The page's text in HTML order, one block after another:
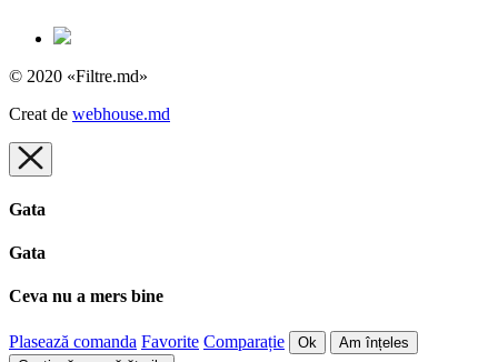
© 2020 «Filtre.md»
Creat de webhouse.md
Gata
Gata
Ceva nu a mers bine
Plasează comanda Favorite Comparație Ok
Am înțeles